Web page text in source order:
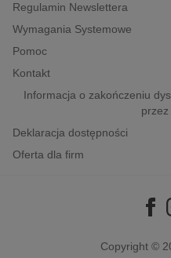
popularno-naukowe
historia
Regulamin Newslettera
Wymagania Systemowe
Pomoc
Kontakt
Informacja o zakończeniu
Deklaracja dostępności
Oferta dla firm
Copyright ©